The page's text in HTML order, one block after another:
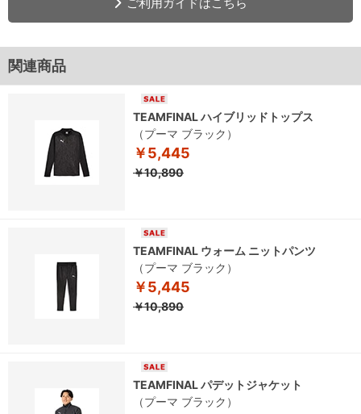
関連商品
TEAMFINAL ハイブリッドトップス
（プーマ ブラック）
￥5,445
￥10,890
TEAMFINAL ウォーム ニットパンツ
（プーマ ブラック）
￥5,445
￥10,890
TEAMFINAL パデットジャケット
（プーマ ブラック）